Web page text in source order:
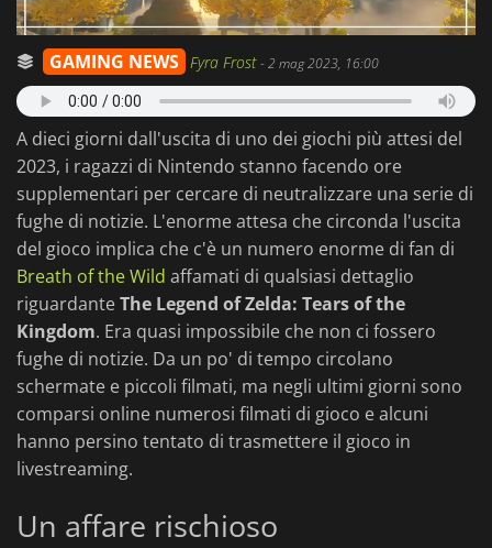
GAMING NEWS Fyra Frost-2 mag 2023, 16:00
A dieci giorni dall'uscita di uno dei giochi più attesi del
2023, i ragazzi di Nintendo stanno facendo ore
supplementari per cercare di neutralizzare una serie di
fughe di notizie. L'enorme attesa che circonda l'uscita
del gioco implica che c'è un numero enorme di fan di
Breath of the Wild affamati di qualsiasi dettaglio
riguardanteThe Legend of Zelda: Tears of the
Kingdom. Era quasi impossibile che non ci fossero
fughe di notizie. Da un po' di tempo circolano
schermate e piccoli filmati, ma negli ultimi giorni sono
comparsi online numerosi filmati di gioco e alcuni
hanno persino tentato di trasmettere il gioco in
livestreaming.
Un affare rischioso